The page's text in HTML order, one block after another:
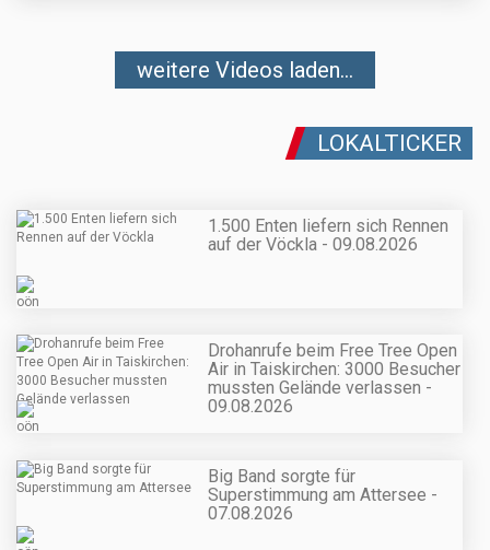
weitere Videos laden...
LOKALTICKER
1.500 Enten liefern sich Rennen
auf der Vöckla - 09.08.2026
Drohanrufe beim Free Tree Open
Air in Taiskirchen: 3000 Besucher
mussten Gelände verlassen -
09.08.2026
Big Band sorgte für
Superstimmung am Attersee -
07.08.2026